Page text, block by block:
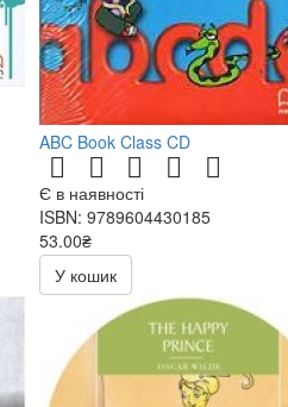
ABC Book Class CD
Є в наявності
ISBN: 9789604430185
53.00₴
106.00₴
У кошик